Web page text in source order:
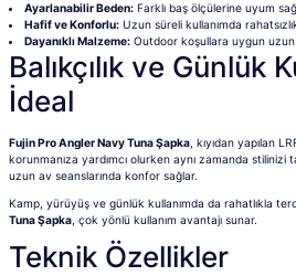
Ayarlanabilir Beden: Farklı baş ölçülerine uyum
Hafif ve Konforlu: Uzun süreli kullanımda
Dayanıklı Malzeme: Outdoor koşullara uygun uzun
Balıkçılık ve Günlük
İdeal
Fujin Pro Angler Navy Tuna Şapka , kıyıdan yapılan
korunmanıza yardımcı olurken aynı zamanda stilinizi
uzun av seanslarında konfor sağlar.
Kamp, yürüyüş ve günlük kullanımda da rahatlıkla
Tuna Şapka , çok yönlü kullanım avantajı sunar.
Teknik Özellikler